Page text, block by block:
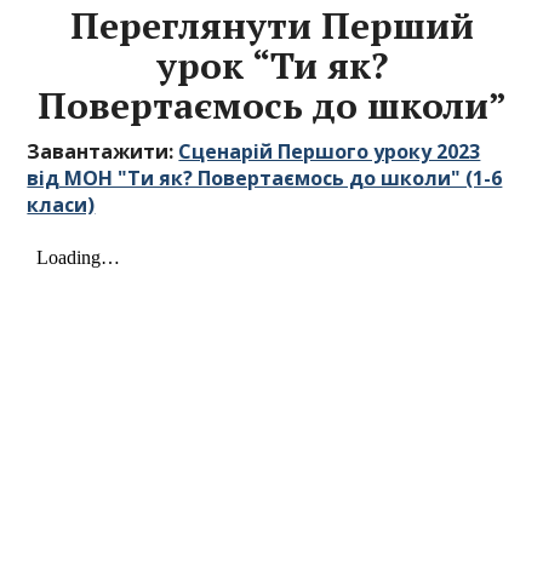
Переглянути Перший
урок “Ти як?
Повертаємось до школи”
Завантажити: Сценарій Першого уроку 2023
від МОН "Ти як? Повертаємось до школи" (1-6
класи)